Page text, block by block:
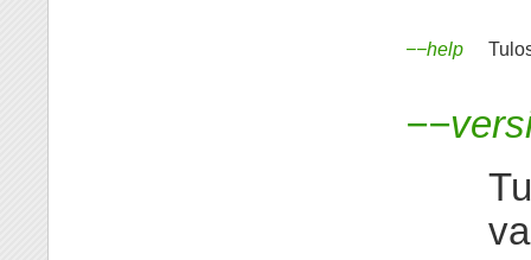
−−help